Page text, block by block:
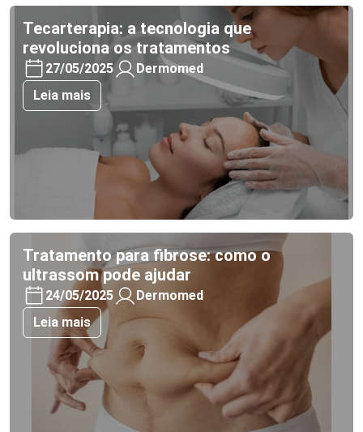
Tecarterapia: a tecnologia que
revoluciona os tratamentos
27/05/2025
Dermomed
Leia mais
Tratamento para fibrose: como o
ultrassom pode ajudar
24/05/2025
Dermomed
Leia mais